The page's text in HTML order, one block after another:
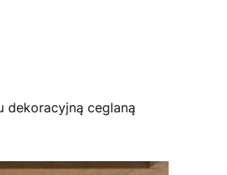
dekoracyjną ceglaną